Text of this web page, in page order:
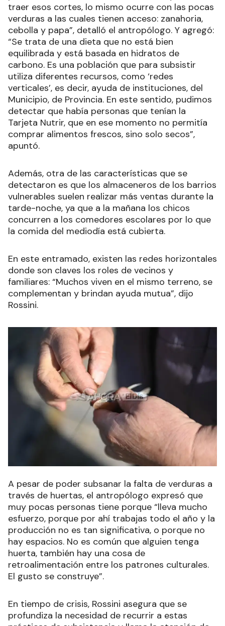
traer esos cortes, lo mismo ocurre con las pocas
verduras a las cuales tienen acceso: zanahoria,
cebolla y papa”, detalló el antropólogo. Y agregó:
“Se trata de una dieta que no está bien
equilibrada y está basada en hidratos de
carbono. Es una población que para subsistir
utiliza diferentes recursos, como ‘redes
verticales’, es decir, ayuda de instituciones, del
Municipio, de Provincia. En este sentido, pudimos
detectar que había personas que tenían la
Tarjeta Nutrir, que en ese momento no permitía
comprar alimentos frescos, sino solo secos”,
apuntó.
Además, otra de las características que se
detectaron es que los almaceneros de los barrios
vulnerables suelen realizar más ventas durante la
tarde-noche, ya que a la mañana los chicos
concurren a los comedores escolares por lo que
la comida del mediodía está cubierta.
En este entramado, existen las redes horizontales
donde son claves los roles de vecinos y
familiares: “Muchos viven en el mismo terreno, se
complementan y brindan ayuda mutua”, dijo
Rossini.
A pesar de poder subsanar la falta de verduras a
través de huertas, el antropólogo expresó que
muy pocas personas tiene porque “lleva mucho
esfuerzo, porque por ahí trabajas todo el año y la
producción no es tan significativa, o porque no
hay espacios. No es común que alguien tenga
huerta, también hay una cosa de
retroalimentación entre los patrones culturales.
El gusto se construye”.
En tiempo de crisis, Rossini asegura que se
profundiza la necesidad de recurrir a estas